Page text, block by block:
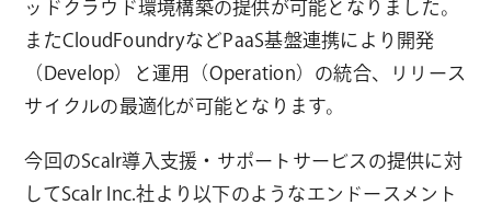
ッドクラウド環境構築の提供が可能となりました。
またCloudFoundryなどPaaS基盤連携により開発
（Develop）と運用（Operation）の統合、リリース
サイクルの最適化が可能となります。
今回のScalr導入支援・サポートサービスの提供に対
してScalr Inc.社より以下のようなエンドースメント